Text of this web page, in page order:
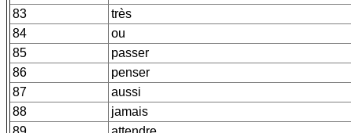
83
très
84
ou
85
passer
86
penser
87
aussi
88
jamais